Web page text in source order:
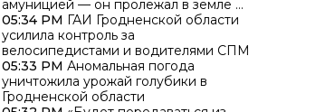
амуницией — он пролежал в земле 85
лет
05:34 PM ГАИ Гродненской области
усилила контроль за
велосипедистами и водителями СПМ
05:33 PM Аномальная погода
уничтожила урожай голубики в
Гродненской области